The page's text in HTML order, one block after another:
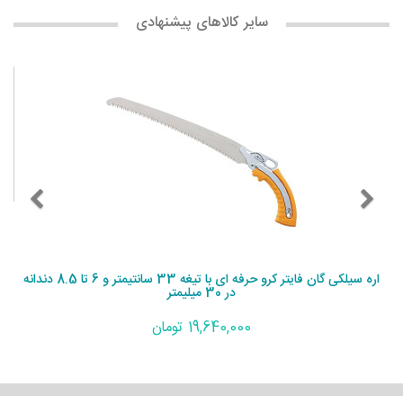
سایر کالاهای پیشنهادی
اره سیلکی گان فایتر کرو حرفه ای با تیغه 33 سانتیمتر و 6 تا 8.5 دندانه
در 30 میلیمتر
19,640,000 تومان